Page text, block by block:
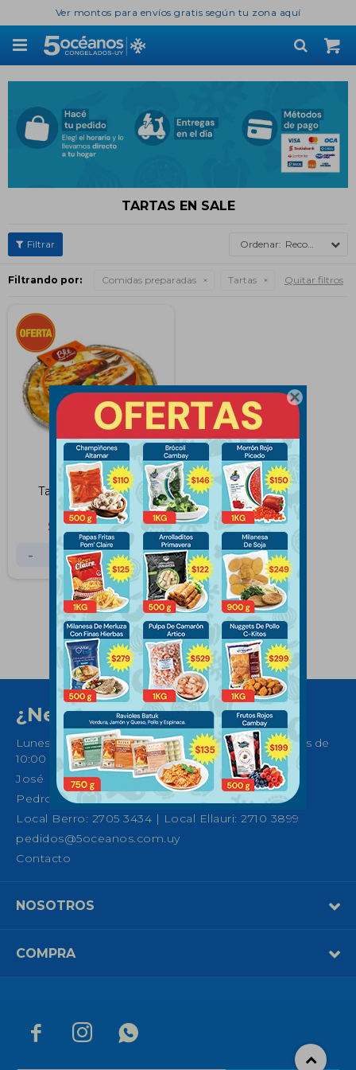

Ver montos para envíos gratis según tu zona aquí

TARTAS EN SALE
Recomendados
Filtrando por: Comidas preparadas Tartas Quitar filtros
Tarta Atun Ble 700
Gramos
$ 448 $ 458
- +
  
¿Necesitas ayuda?
Lunes a Sábados de 08:30 a 21:00 horas y Domingos de
10:00 a 14:00
José Ellauri 558, Montevideo
Pedro Fco. Berro 1039, Montevideo
Local Berro: 2705 3434 | Local Ellauri: 2710 3899
pedidos@5oceanos.com.uy
Contacto
NOSOTROS
COMPRA